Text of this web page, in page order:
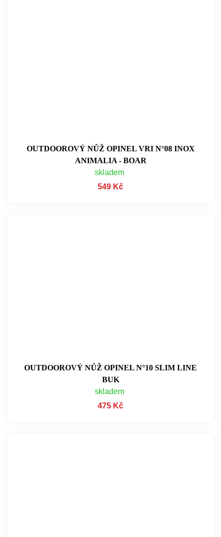
OUTDOOROVÝ NŮŽ OPINEL VRI N°08 INOX
ANIMALIA - BOAR
skladem
549 Kč
OUTDOOROVÝ NŮŽ OPINEL N°10 SLIM LINE
BUK
skladem
475 Kč